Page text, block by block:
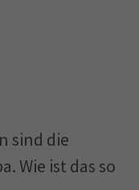
sind die
Wie ist das so